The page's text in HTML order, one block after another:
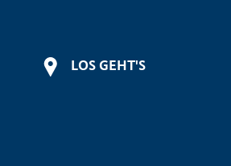
LOS GEHT'S